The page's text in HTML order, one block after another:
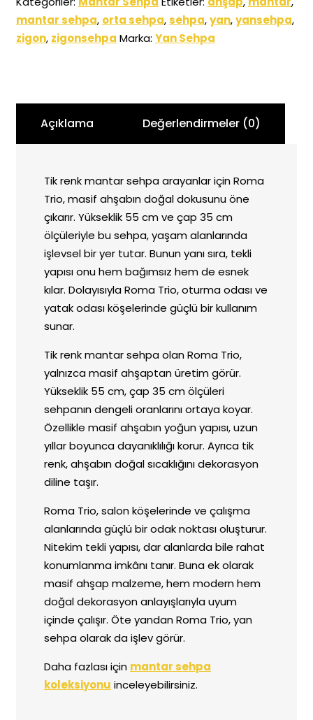
mantar sehpa, orta sehpa,sehpa,yan,yansehpa,
zigon, zigonsehpa Marka: Yan Sehpa
Açıklama Değerlendirmeler (0)
Tik renk mantar sehpa arayanlar için Roma
Trio, masif ahşabın doğal dokusunu öne
çıkarır. Yükseklik 55 cm ve çap 35 cm
ölçüleriyle bu sehpa, yaşam alanlarında
işlevsel bir yer tutar. Bunun yanı sıra, tekli
yapısı onu hem bağımsız hem de esnek
kılar. Dolayısıyla Roma Trio, oturma odası ve
yatak odası köşelerinde güçlü bir kullanım
sunar.
Tik renk mantar sehpa olan Roma Trio,
yalnızca masif ahşaptan üretim görür.
Yükseklik 55 cm, çap 35 cm ölçüleri
sehpanın dengeli oranlarını ortaya koyar.
Özellikle masif ahşabın yoğun yapısı, uzun
yıllar boyunca dayanıklılığı korur. Ayrıca tik
renk, ahşabın doğal sıcaklığını dekorasyon
diline taşır.
Roma Trio, salon köşelerinde ve çalışma
alanlarında güçlü bir odak noktası oluşturur.
Nitekim tekli yapısı, dar alanlarda bile rahat
konumlanma imkânı tanır. Buna ek olarak
masif ahşap malzeme, hem modern hem
doğal dekorasyon anlayışlarıyla uyum
içinde çalışır. Öte yandan Roma Trio, yan
sehpa olarak da işlev görür.
Daha fazlası için mantar sehpa
koleksiyonu inceleyebilirsiniz.